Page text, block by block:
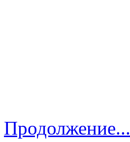
Продолжение...